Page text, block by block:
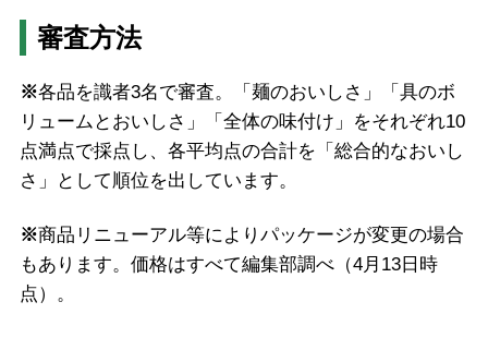
審査方法
※各品を識者3名で審査。「麺のおいしさ」「具のボ
リュームとおいしさ」「全体の味付け」をそれぞれ10
点満点で採点し、各平均点の合計を「総合的なおいし
さ」として順位を出しています。
※商品リニューアル等によりパッケージが変更の場合
もあります。価格はすべて編集部調べ（4月13日時
点）。